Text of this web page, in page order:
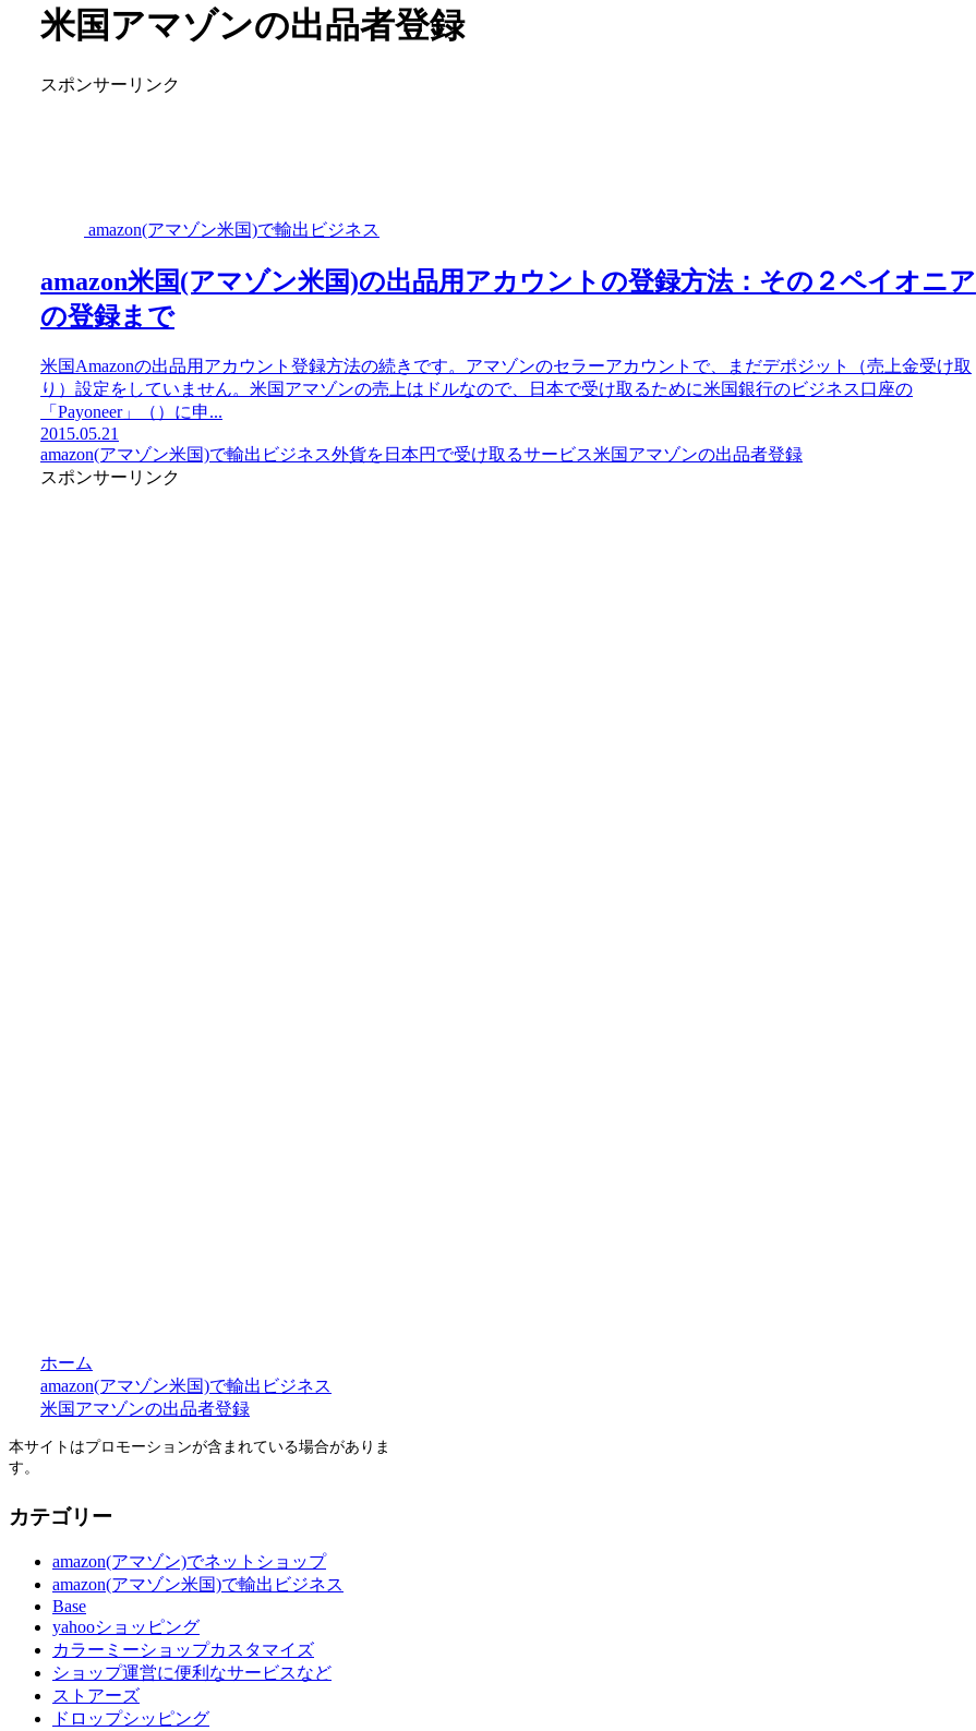
米国アマゾンの出品者登録
スポンサーリンク
amazon(アマゾン米国)で輸出ビジネス
amazon米国(アマゾン米国)の出品用アカウントの登録方法：その２ペイオニア
の登録まで
米国Amazonの出品用アカウント登録方法の続きです。アマゾンのセラーアカウントで、まだデポジット（売上金受け取
り）設定をしていません。米国アマゾンの売上はドルなので、日本で受け取るために米国銀行のビジネス口座の
「Payoneer」（）に申...
2015.05.21
amazon(アマゾン米国)で輸出ビジネス外貨を日本円で受け取るサービス米国アマゾンの出品者登録
スポンサーリンク
ホーム
amazon(アマゾン米国)で輸出ビジネス
米国アマゾンの出品者登録
本サイトはプロモーションが含まれている場合がありま
す。
カテゴリー
amazon(アマゾン)でネットショップ
amazon(アマゾン米国)で輸出ビジネス
Base
yahooショッピング
カラーミーショップカスタマイズ
ショップ運営に便利なサービスなど
ストアーズ
ドロップシッピング